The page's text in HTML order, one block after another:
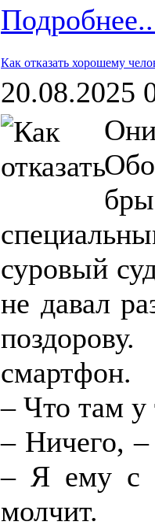
Как отказать хорошему
20.08.2025
суровый
не давал
смартфон.
– Что там у
– Ничего,
– Я ему с
молчит.